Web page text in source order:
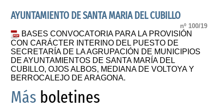
AYUNTAMIENTO DE SANTA MARIA DEL CUBILLO
nº 100/19
BASES CONVOCATORIA PARA LA PROVISIÓN
CON CARÁCTER INTERINO DEL PUESTO DE
SECRETARÍA DE LA AGRUPACIÓN DE MUNICIPIOS
DE AYUNTAMIENTOS DE SANTA MARÍA DEL
CUBILLO, OJOS ALBOS, MEDIANA DE VOLTOYA Y
BERROCALEJO DE ARAGONA.
Más boletines